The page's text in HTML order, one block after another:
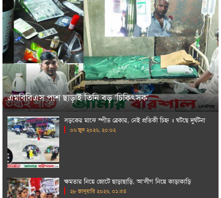
এমবিবিএস পাশ ছাড়াই তিনি বড় ‘চিকিৎসক’
সড়কের মাঝে স্পীড ব্রেকার, নেই প্রতিকী চিহ্ন ॥ ঘটছে দুর্ঘটনা
০৬ জুন ২০২৬, ২০:০২
ক্ষমতার নিয়ে জোটে ছাড়াছাড়ি, আ‘লীগ নিয়ে কাড়াকাড়ি
২৮ জানুয়ারি ২০২৬, ০১:৫৪